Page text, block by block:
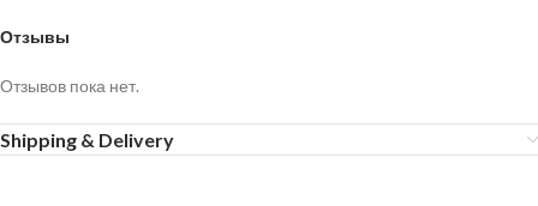
Отзывы
Отзывов пока нет.
Shipping & Delivery